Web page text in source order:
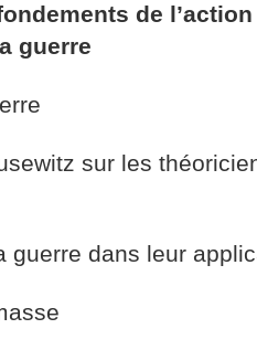
de
guerre
sur les
guerre dans leur